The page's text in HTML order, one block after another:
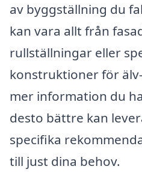
av byggställning du
kan vara allt från
rullställningar eller
konstruktioner för
mer information du
desto bättre kan
specifika
till just dina behov.